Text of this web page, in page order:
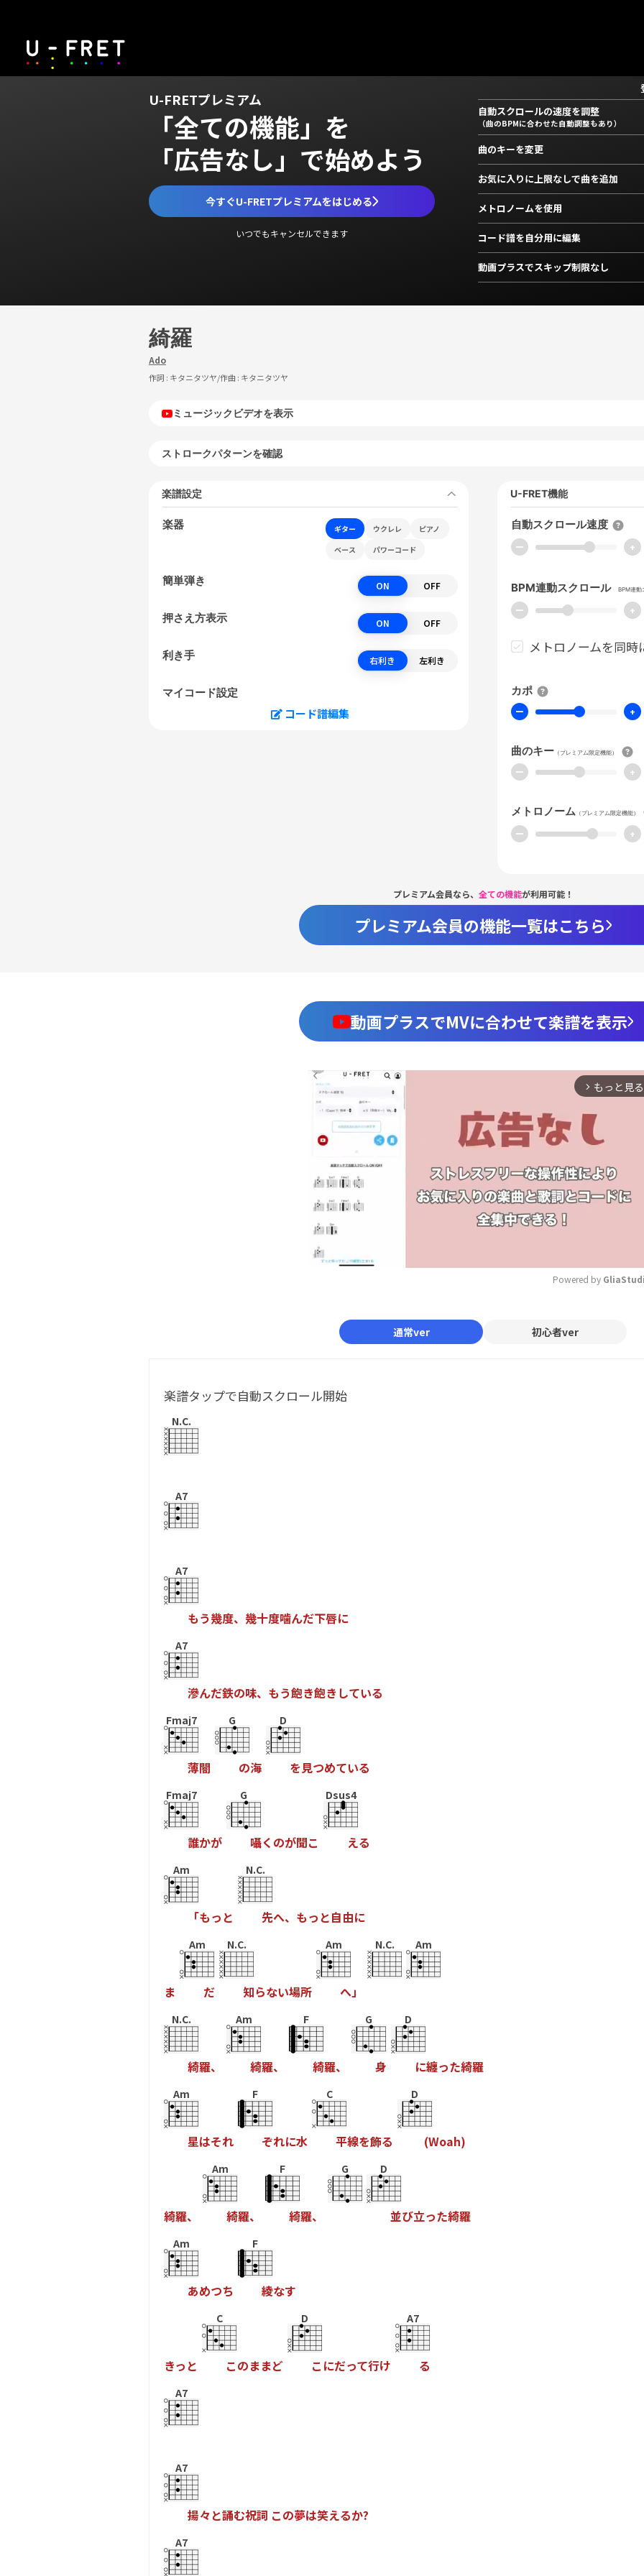
U-FRETプレミアム
「全ての機能」を
「広告なし」で始めよう
今すぐU-FRETプレミアムをはじめる
いつでもキャンセルできます
自動スクロールの速度を調整
（曲のBPMに合わせた自動調整もあり）
曲のキーを変更
お気に入りに上限なしで曲を追加
メトロノームを使用
コード譜を自分用に編集
動画プラスでスキップ制限なし
綺羅
Ado
作詞 : キタニタツヤ/作曲 : キタニタツヤ
ミュージックビデオを表示
ストロークパターンを確認
楽譜設定
楽器 ギター ウクレレ
ピアノ
ベース
パワーコード
簡単弾き ON OFF
押さえ方表示 ON OFF
利き手 右利き 左利き
マイコード設定
コード譜編集
U-FRET機能
自動スクロール速度
ー +
BPM連動スクロール BPM連動
ー +
メトロノームを同時
カポ
ー +
曲のキー （プレミアム限定機能）
ー +
メトロノーム （プレミアム限定機能）
ー +
プレミアム会員なら、 全ての機能が利用可能！
プレミアム会員の機能一覧はこちら
動画プラスでMVに合わせて楽譜を表示
arrow_forward_ios もっと見る
Powered by
通常ver 初心者ver
楽譜タップで自動スクロール開始
N.C.
A7
A7
もう幾度、 幾十度噛んた下唇に
A7
滲んた鉄の味、 もう飽き飽き している
Fmaj7
薄闇
G
の海
D
を見つめている
Fmaj7
誰かか
G
囁く のか聞こ
Dsus4
える
Am
「もっ と
N.C.
先へ、 もっ と自由に
ま
Am
た
N.C.
知らない場所
Am
へ」
N.C. Am
N.C.
綺羅、
Am
綺羅、
F
綺羅、
G
身
D
に纏った綺羅
Am
星はそれ
F
それに水
C
平線を飾る
D
(Woah)
綺羅、
Am
綺羅、
F
綺羅、
G D
並ひ立った綺羅
Am
あめつち
F
綾なす
きっ と
C
このままと
D
こ にたって行け
A7
る
A7
A7
揚々 と誦む祝詞 この夢は笑えるか?
A7